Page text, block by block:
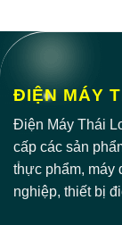
ĐIỆN MÁY
Điện Máy Thái
cấp các sản
thực phẩm, máy
nghiệp, thiết bị